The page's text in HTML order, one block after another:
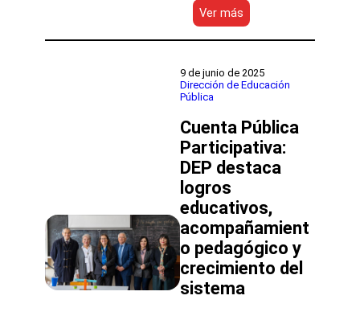
Ver más
Dirección
de
Pública
impulsa
diálogo
junto
a
gremios
Educación
Pública
9 de junio de 2025
Dirección de Educación
Pública
Cuenta Pública
Participativa:
DEP destaca
logros
educativos,
acompañamient
o pedagógico y
crecimiento del
sistema